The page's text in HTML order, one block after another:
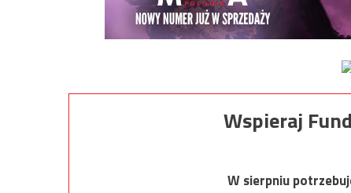
Wspieraj
W sierpniu